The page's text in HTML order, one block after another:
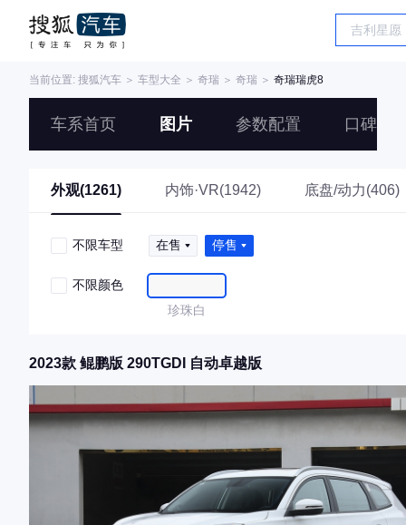
当前位置: 搜狐汽车 ＞ 车型大全 ＞ 奇瑞 ＞ 奇瑞 ＞ 奇瑞瑞虎8
车系首页 图片 参数配置 口碑
外观(1261) 内饰·VR(1942) 底盘/动力(406)
不限车型 在售 停售
不限颜色
珍珠白
2023款 鲲鹏版 290TGDI 自动卓越版